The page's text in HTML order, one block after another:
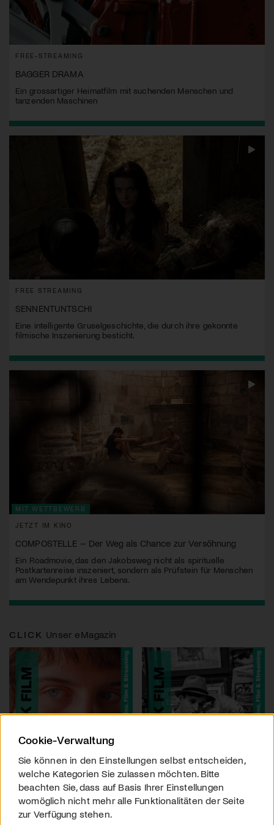
FREE-STREAMING
BAGGER DRAMA
Ein grossartiger Heimatfilm mit suchenden Menschen und
tanzenden Maschinen
FREE STREAMING
SENNENTUNTSCHI
Eine intelligente Gruselgeschichte, die durch ihre gekonnte
filmische Inszenierung besticht.
MIT WETTBEWERB
JETZT IM KINO
COMPOSTELLE – Der Weg als Chance zur Versöhnung
Ein Roadmovie, das den Jakobsweg nicht als spirituelle
Postkartenreise inszeniert, sondern als Prüfstein für Menschen
am Wendepunkt ihres Lebens.
CLICK Unser eMagazin
Cookie-Verwaltung
Sie können in den Einstellungen selbst entscheiden,
welche Kategorien Sie zulassen möchten. Bitte
beachten Sie, dass auf Basis Ihrer Einstellungen
womöglich nicht mehr alle Funktionalitäten der Seite
zur Verfügung stehen.